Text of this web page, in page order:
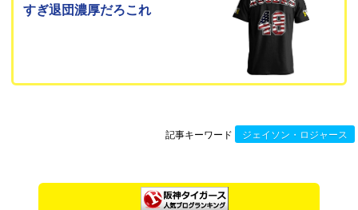
すぎ退団濃厚だろこれ
記事キーワード ジェイソン・ロジャース